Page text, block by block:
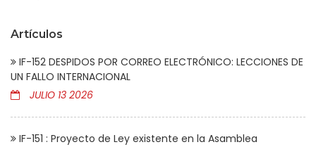
Artículos
IF-152 DESPIDOS POR CORREO ELECTRÓNICO: LECCIONES DE
UN FALLO INTERNACIONAL
JULIO 13 2026
IF-151 : Proyecto de Ley existente en la Asamblea